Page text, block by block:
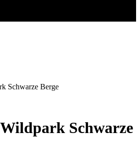
Schwarze Berge
Schwarze